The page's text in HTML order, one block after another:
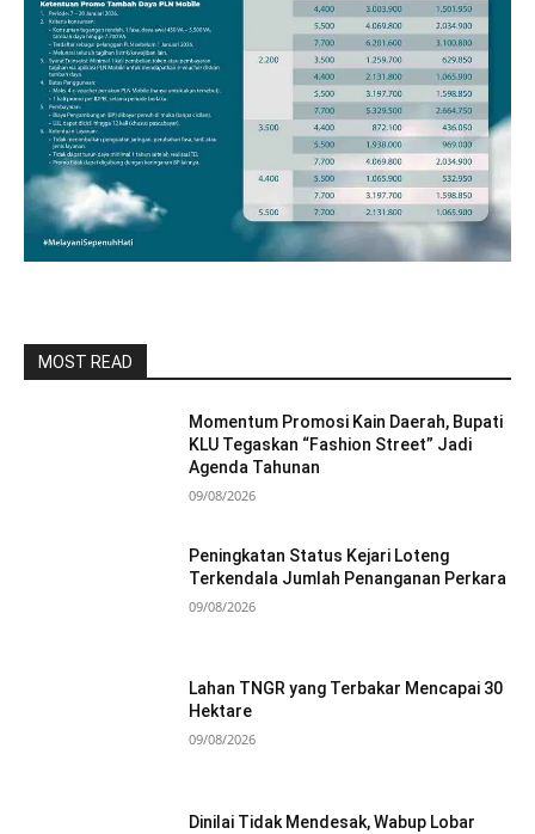
MOST READ
Momentum Promosi Kain Daerah, Bupati
KLU Tegaskan “Fashion Street” Jadi
Agenda Tahunan
09/08/2026
Peningkatan Status Kejari Loteng
Terkendala Jumlah Penanganan Perkara
09/08/2026
Lahan TNGR yang Terbakar Mencapai 30
Hektare
09/08/2026
Dinilai Tidak Mendesak, Wabup Lobar